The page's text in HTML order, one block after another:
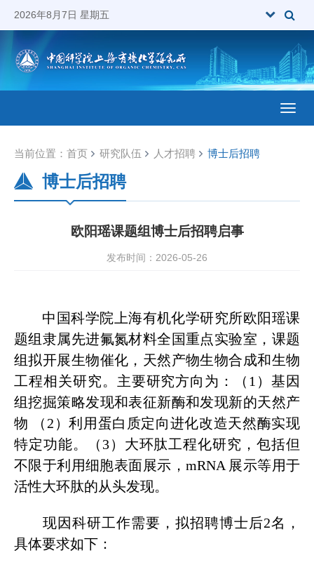
2026年8月7日 星期五
当前位置： 首页 研究队伍 人才招聘 博士后招聘
博士后招聘
欧阳瑶课题组博士后招聘启事
发布时间：2026-05-26
中国科学院上海有机化学研究所欧阳瑶课
题组隶属先进氟氮材料全国重点实验室，课题
组拟开展生物催化，天然产物生物合成和生物
工程相关研究。主要研究方向为：（1）基因
组挖掘策略发现和表征新酶和发现新的天然产
物 （2）利用蛋白质定向进化改造天然酶实现
特定功能。（3）大环肽工程化研究，包括但
不限于利用细胞表面展示，mRNA 展示等用于
活性大环肽的从头发现。
现因科研工作需要，拟招聘博士后2名，
具体要求如下：